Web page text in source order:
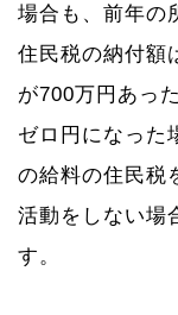
場合も、前年の
住民税の納付額
が700万円あっ
ゼロ円になった
の給料の住民税
活動をしない場
す。